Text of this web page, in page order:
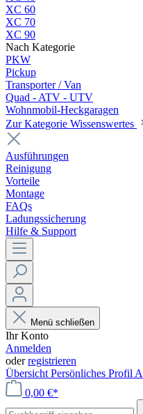
XC 60
XC 70
XC 90
Nach Kategorie
PKW
Pickup
Transporter / Van
Quad - ATV - UTV
Wohnmobil-Heckgaragen
Zur Kategorie Wissenswertes
Ausführungen
Reinigung
Vorteile
Montage
FAQs
Ladungssicherung
Hilfe & Support
Menü schließen
Ihr Konto
Anmelden
oderregistrieren
Übersicht Persönliches Profil
0,00 €*